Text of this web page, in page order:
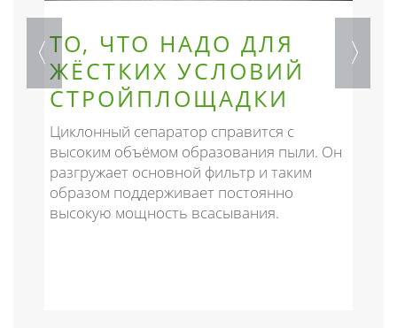
ТО, ЧТО НАДО ДЛЯ
ЖЁСТКИХ УСЛОВИЙ
СТРОЙПЛОЩАДКИ
Циклонный сепаратор справится с
высоким объёмом образования пыли. Он
разгружает основной фильтр и таким
образом поддерживает постоянно
высокую мощность всасывания.